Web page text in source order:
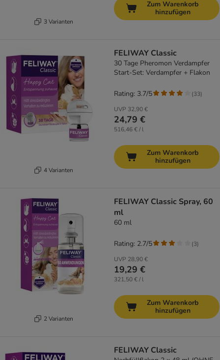
3 Varianten
Zum Warenkorb
hinzufügen
4 Varianten
FELIWAY Classic
30 Tage Pheromon Verdampfer
Start-Set: Verdampfer + Flakon
UVP 32,90 €
24,79 €
516,46 € / l
Rating: 3.7/5 (33)
Zum Warenkorb
hinzufügen
2 Varianten
FELIWAY Classic Spray, 60
ml
60 ml
UVP 28,90 €
19,29 €
321,50 € / l
Rating: 2.7/5 (3)
Zum Warenkorb
hinzufügen
FELIWAY Classic